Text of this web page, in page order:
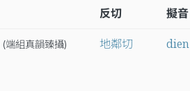
反切 擬音
(端組真韻臻攝) 地鄰切 dien